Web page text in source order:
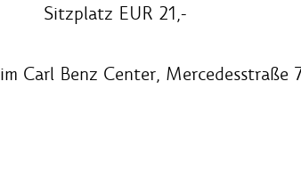
Sitzplatz EUR 21,-
im Carl Benz Center,